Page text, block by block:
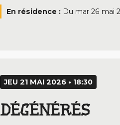
En résidence : Du mar 26 mai
JEU 21 MAI 2026 • 18:30
DÉGÉNÉRÉS